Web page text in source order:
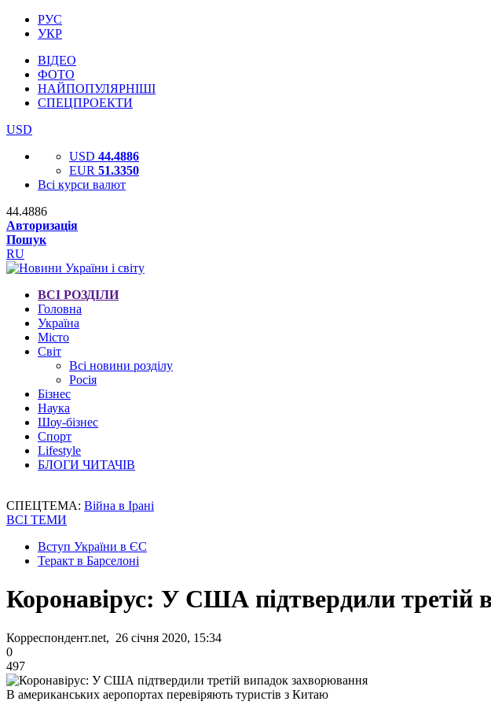
РУС
УКР
ВІДЕО
ФОТО
НАЙПОПУЛЯРНІШІ
СПЕЦПРОЕКТИ
USD
USD 44.4886
EUR 51.3350
Всі курси валют
44.4886
Авторизація
Пошук
RU
ВСІ РОЗДІЛИ
Головна
Україна
Місто
Світ
Всі новини розділу
Росія
Бізнес
Наука
Шоу-бізнес
Спорт
Lifestyle
БЛОГИ ЧИТАЧІВ
СПЕЦТЕМА: Війна в Ірані
ВСІ ТЕМИ
Вступ України в ЄС
Теракт в Барселоні
Коронавірус: У США підтвердили третій
Корреспондент.net, 26 січня 2020, 15:34
0
497
В американських аеропортах перевіряють туристів з Китаю